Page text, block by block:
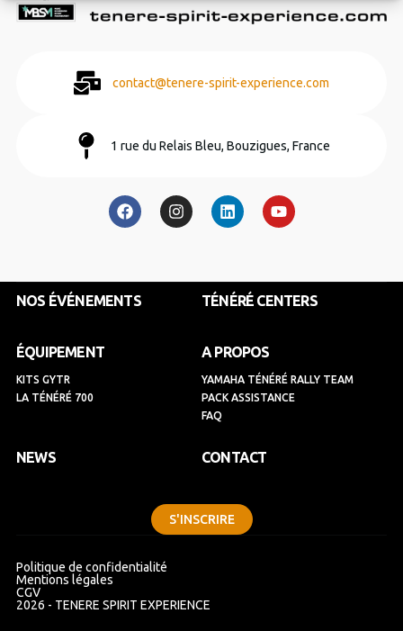
contact@tenere-spirit-experience.com
1 rue du Relais Bleu, Bouzigues, France
a
c
e
o
k
n
s
t
r
i
n
k
i
n
o
u
t
e
NOS ÉVÉNEMENTS TÉNÉRÉ CENTERS
ÉQUIPEMENT
KITS GYTR
LA TÉNÉRÉ 700
A PROPOS
YAMAHA TÉNÉRÉ RALLY TEAM
PACK ASSISTANCE
FAQ
NEWS CONTACT
S'INSCRIRE
Politique de confidentialité
Mentions légales
CGV
2026 - TENERE SPIRIT EXPERIENCE